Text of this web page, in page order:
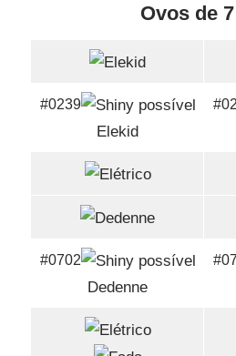
Ovos de
#0239
Elekid
#0702
Dedenne